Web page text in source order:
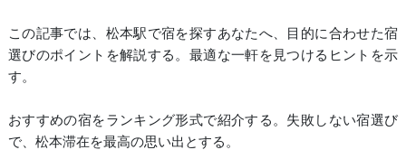
この記事では、松本駅で宿を探すあなたへ、目的に合わせた宿
選びのポイントを解説する。最適な一軒を見つけるヒントを示
す。
おすすめの宿をランキング形式で紹介する。失敗しない宿選び
で、松本滞在を最高の思い出とする。